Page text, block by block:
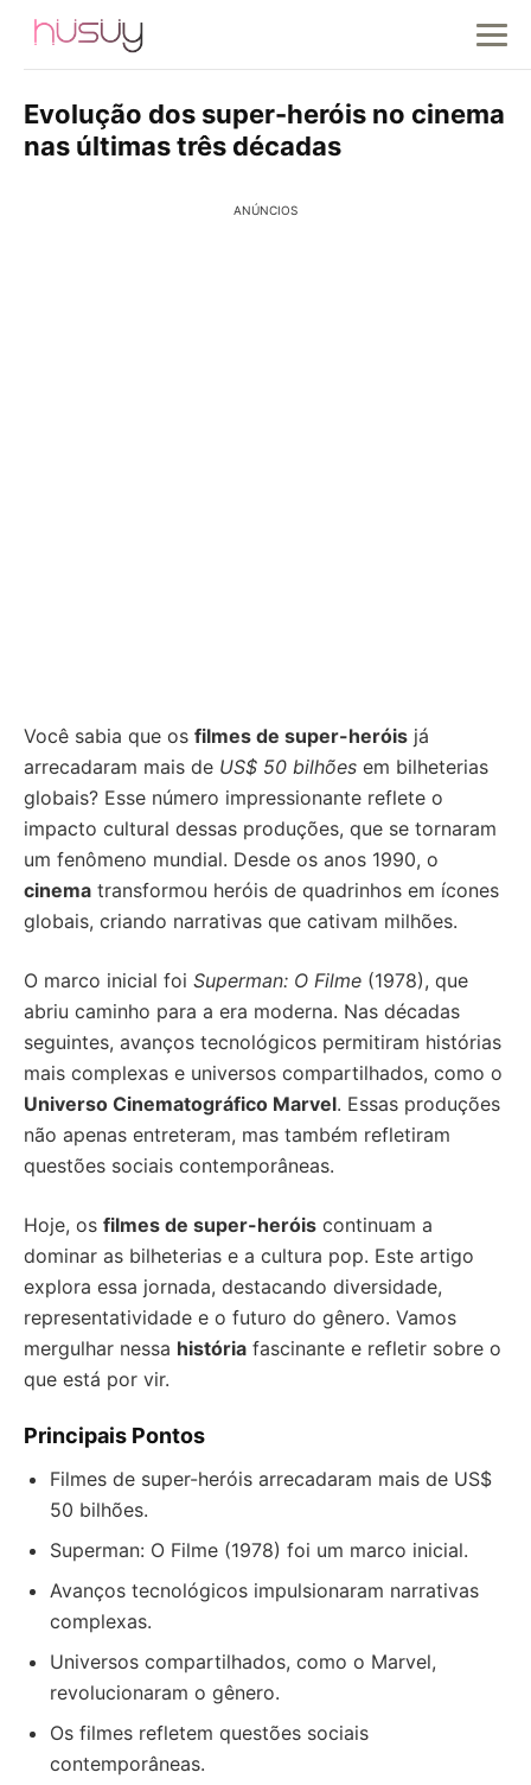
Evolução dos super-heróis no cinema
nas últimas três décadas
ANÚNCIOS
Você sabia que os filmes de super-heróis já
arrecadaram mais de US$ 50 bilhões em bilheterias
globais? Esse número impressionante reflete o
impacto cultural dessas produções, que se tornaram
um fenômeno mundial. Desde os anos 1990, o
cinema transformou heróis de quadrinhos em ícones
globais, criando narrativas que cativam milhões.
O marco inicial foi Superman: O Filme (1978), que
abriu caminho para a era moderna. Nas décadas
seguintes, avanços tecnológicos permitiram histórias
mais complexas e universos compartilhados, como o
Universo Cinematográfico Marvel. Essas produções
não apenas entreteram, mas também refletiram
questões sociais contemporâneas.
Hoje, os filmes de super-heróis continuam a
dominar as bilheterias e a cultura pop. Este artigo
explora essa jornada, destacando diversidade,
representatividade e o futuro do gênero. Vamos
mergulhar nessa história fascinante e refletir sobre o
que está por vir.
Principais Pontos
Filmes de super-heróis arrecadaram mais de US$
50 bilhões.
Superman: O Filme (1978) foi um marco inicial.
Avanços tecnológicos impulsionaram narrativas
complexas.
Universos compartilhados, como o Marvel,
revolucionaram o gênero.
Os filmes refletem questões sociais
contemporâneas.